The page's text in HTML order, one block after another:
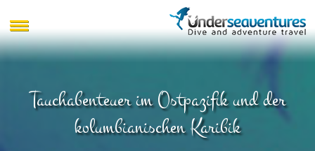
Tauchabenteuer im Ostpazifik und der
kolumbianischen Karibik